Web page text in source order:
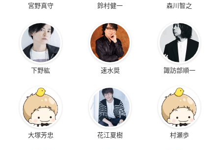
宮野真守 鈴村健一 森川智之
下野紘 速水奨 諏訪部順一
大塚芳忠 花江夏樹 村瀬歩